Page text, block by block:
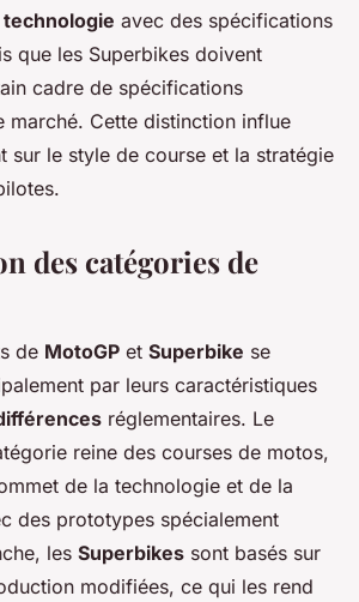
technologie avec des spécifications
que les Superbikes doivent
cadre de spécifications
marché. Cette distinction influe
sur le style de course et la stratégie
des catégories de
de MotoGP et Superbike se
par leurs caractéristiques
réglementaires. Le
reine des courses de motos,
de la technologie et de la
des prototypes spécialement
les Superbikes sont basés sur
modifiées, ce qui les rend